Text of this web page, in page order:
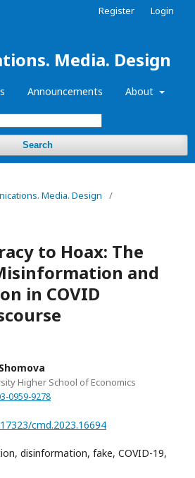
Media. Design
Announcements About
Search
Register Login
Media. Design
/
to Hoax: The
and
in COVID
Higher School of Economics
0959-9278
cmd.2023.16694
disinformation, fake, COVID-19,